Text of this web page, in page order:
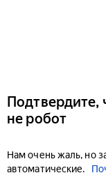
Подтвердите,
не робот
Нам очень жаль, но
автоматические.